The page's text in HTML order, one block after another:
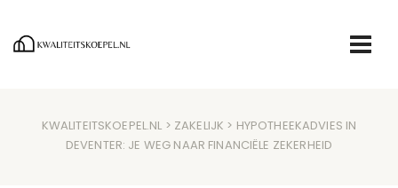
KWALITEITSKOEPEL.NL > ZAKELIJK > HYPOTHEEKADVIES IN
DEVENTER: JE WEG NAAR FINANCIËLE ZEKERHEID